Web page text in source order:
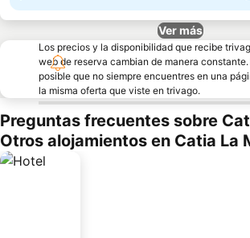
Ver más
Los precios y la disponibilidad que recibe
web de reserva cambian de manera
posible que no siempre encuentres en una
la misma oferta que viste en trivago.
Preguntas frecuentes sobre
Otros alojamientos en Catia La